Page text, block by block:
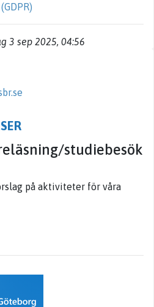
studiebesök
på aktiviteter för våra
3 sep 2025, 04:56